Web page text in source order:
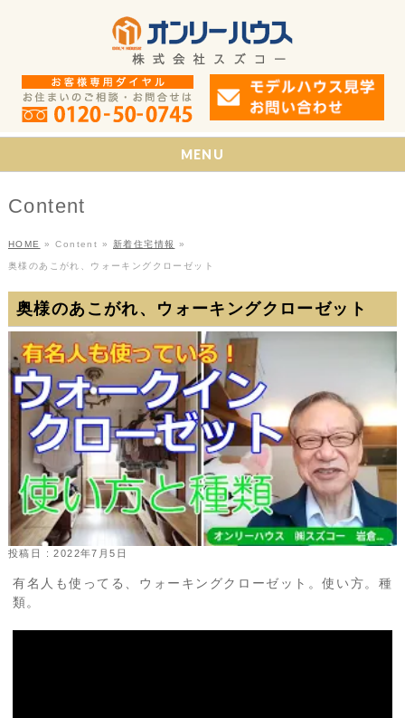
MENU
Content
HOME » Content » 新着住宅情報 »
奥様のあこがれ、ウォーキングクローゼット
奥様のあこがれ、ウォーキングクローゼット
投稿日 : 2022年7月5日
有名人も使ってる、ウォーキングクローゼット。使い方。種
類。